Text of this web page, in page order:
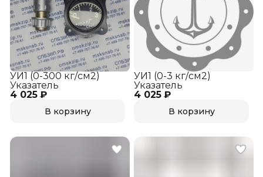
4 025 ₽
УИ1 (0-300 кг/см2)
Указатель
В корзину
4 025 ₽
УИ1 (0-3 кг/см2)
Указатель
В корзину